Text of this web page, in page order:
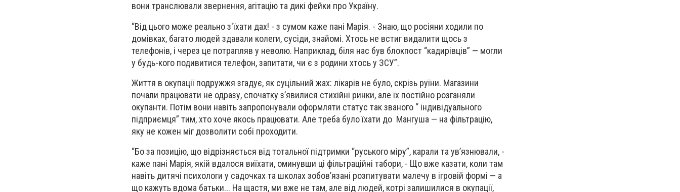
вони транслювали звернення, агітацію та дикі фейки про Україну.
“Від цього може реально з'їхати дах! - з сумом каже пані Марія. - Знаю, що росіяни ходили по
домівках, багато людей здавали колеги, сусіди, знайомі. Хтось не встиг видалити щось з
телефонів, і через це потрапляв у неволю. Наприклад, біля нас був блокпост “кадирівців” — могли
у будь-кого подивитися телефон, запитати, чи є з родини хтось у ЗСУ”.
Життя в окупації подружжя згадує, як суцільний жах: лікарів не було, скрізь руїни. Магазини
почали працювати не одразу, спочатку з’явилися стихійні ринки, але їх постійно розганяли
окупанти. Потім вони навіть запропонували оформляти статус так званого “ індивідуального
підприємця” тим, хто хоче якось працювати. Але треба було їхати до Мангуша — на фільтрацію,
яку не кожен міг дозволити собі проходити.
“Бо за позицію, що відрізняється від тотальної підтримки “руського міру”, карали та ув’язнювали, -
каже пані Марія, якій вдалося виїхати, оминувши ці фільтраційні табори, - Що вже казати, коли там
навіть дитячі психологи у садочках та школах зобов’язані розпитувати малечу в ігровій формі — а
що кажуть вдома батьки... На щастя, ми вже не там, але від людей, котрі залишилися в окупації,